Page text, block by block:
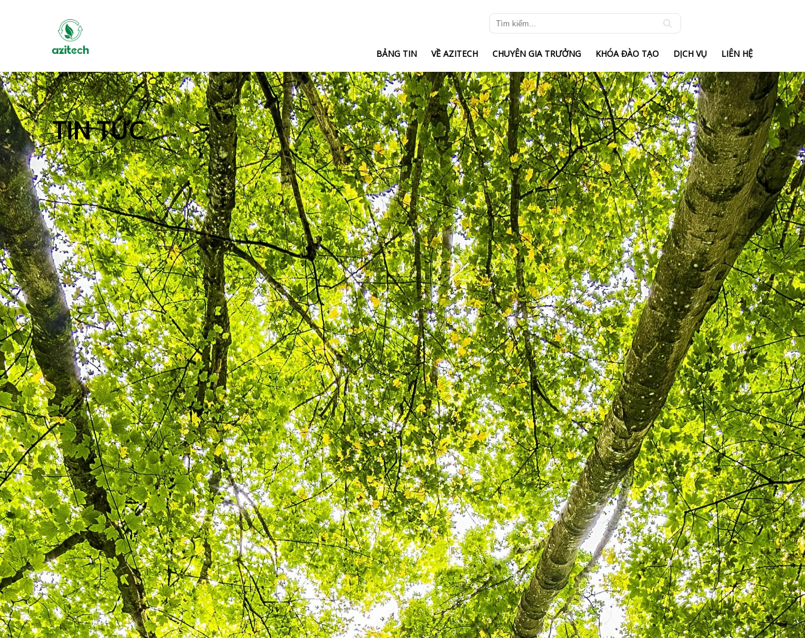
BẢNG TIN VỀ AZITECH CHUYÊN GIA TRƯỞNG KHÓA ĐÀO TẠO DỊCH VỤ LIÊN HỆ
TIN TỨC